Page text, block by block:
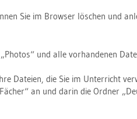
Sie im Brow­ser lö­schen und
und alle vor­han­de­nen
Da­tei­en, die Sie im Un­ter­richt
an und darin die Ord­ner